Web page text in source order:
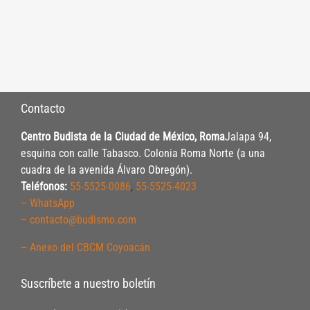
Contacto
Centro Budista de la Ciudad de México, RomaJalapa 94,
esquina con calle Tabasco. Colonia Roma Norte (a una
cuadra de la avenida Álvaro Obregón).
Teléfonos: 55-5525-0086, 55-5525-4023
– WhatsApp
– contacto@budismo.com
– Anexo del CBCM Coyoacán
Suscríbete a nuestro boletín